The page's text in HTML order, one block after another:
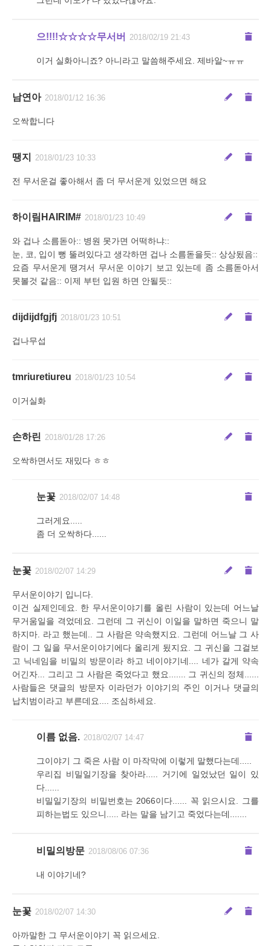
으!!!!☆☆☆☆무서버 2018/02/19 21:43
이거 실화아니죠? 아니라고 말씀해주세요. 제바알~ㅠㅠ
남연아 2018/01/12 16:36
오싹합니다
땡지 2018/01/23 10:33
전 무서운걸 좋아해서 좀 더 무서운게 있었으면 해요
하이림HAIRIM# 2018/01/23 10:49
와 겁나 소름돋아:: 병원 못가면 어떡하냐::
눈, 코, 입이 뻥 뚤려있다고 생각하면 겁나 소름돋을듯:: 상상됬음::
요즘 무서운게 땡겨서 무서운 이야기 보고 있는데 좀 소름돋아서
못볼것 같음:: 이제 부턴 입원 하면 안될듯::
dijdijdfgjfj 2018/01/23 10:51
겁나무섭
tmriuretiureu 2018/01/23 10:54
이거실화
손하린 2018/01/28 17:26
오싹하면서도 재밌다 ㅎㅎ
눈꽃 2018/02/07 14:48
그러게요.....
좀 더 오싹하다......
눈꽃 2018/02/07 14:29
무서운이야기 입니다.
이건 실제인데요. 한 무서운이야기를 올린 사람이 있는데 어느날
무거움일을 격었데요. 그런데 그 귀신이 이일을 말하면 죽으니 말
하지마. 라고 했는데.. 그 사람은 약속했지요. 그런데 어느날 그 사
람이 그 일을 무서운이야기에다 올리게 됬지요. 그 귀신을 그걸보
고 닉네임을 비밀의 방문이라 하고 네이야기네.... 네가 갈게 약속
어긴자... 그리고 그 사람은 죽었다고 했요....... 그 귀신의 정체......
사람들은 댓글의 방문자 이라던가 이야기의 주인 이거나 댓글의
납치범이라고 부른데요.... 조심하세요.
이름 없음. 2018/02/07 14:47
그이야기 그 죽은 사람 이 마작막에 이렇게 말했다는데.....
우리집 비밀일기장을 찾아라..... 거기에 일었났던 일이 있
다......
비밀일기장의 비밀번호는 2066이다...... 꼭 읽으시요. 그를
피하는법도 있으니..... 라는 말을 남기고 죽었다는데.......
비밀의방문 2018/08/06 07:36
내 이야기네?
눈꽃 2018/02/07 14:30
아까말한 그 무서운이야기 꼭 읽으세요.